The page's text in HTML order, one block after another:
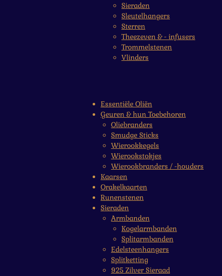
Sieraden
Sleutelhangers
Sterren
Theezeven & - infusers
Trommelstenen
Vlinders
Essentiële Oliën
Geuren & hun Toebehoren
Oliebranders
Smudge Sticks
Wierookkegels
Wierookstokjes
Wierookbranders / -houders
Kaarsen
Orakelkaarten
Runenstenen
Sieraden
Armbanden
Kogelarmbanden
Splitarmbanden
Edelsteenhangers
Splitketting
925 Zilver Sieraad